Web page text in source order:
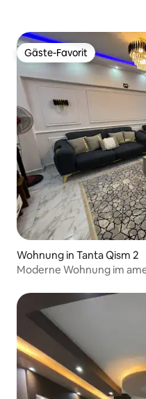
Gäste-Favorit
Gäste-Favorit
Wohnung in Tanta Qism 2
Moderne Wohnung im